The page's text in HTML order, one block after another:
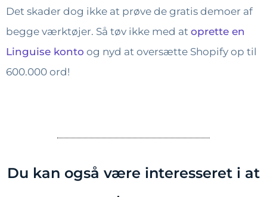
Det skader dog ikke at prøve de gratis demoer af
begge værktøjer. Så tøv ikke med at oprette en
Linguise konto og nyd at oversætte Shopify op til
600.000 ord!
Du kan også være interesseret i at